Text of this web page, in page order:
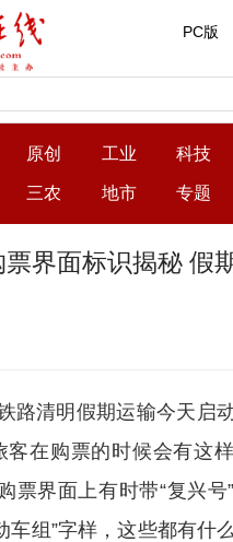
PC版
原创 工业 科技
三农 地市 专题
界面标识揭秘 假
路清明假期运输今天启
客在购票的时候会有这样
票界面上有时带“复兴号
车组”字样，这些都有什